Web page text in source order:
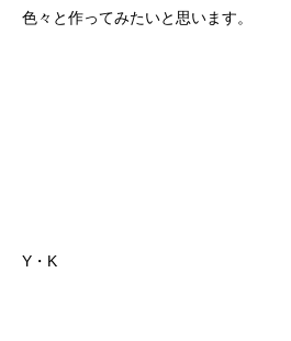
色々と作ってみたいと思います。
Y・K